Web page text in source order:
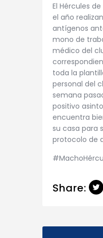
El Hércules
el año
antígenos
mono de
médico del
toda la
personal del
semana
positivo
encuentra
su casa para
protocolo de
Share: